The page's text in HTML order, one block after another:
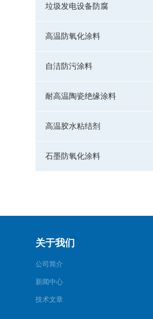
垃圾发电设备防腐
高温防氧化涂料
自洁防污涂料
耐高温陶瓷绝缘涂料
高温胶水粘结剂
石墨防氧化涂料
关于我们
公司简介
新闻中心
技术文章